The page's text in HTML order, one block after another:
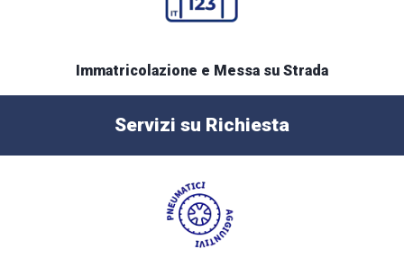
Immatricolazione e Messa su Strada
Servizi su Richiesta